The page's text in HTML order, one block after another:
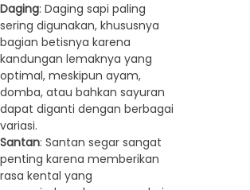
Daging: Daging sapi paling
sering digunakan, khususnya
bagian betisnya karena
kandungan lemaknya yang
optimal, meskipun ayam,
domba, atau bahkan sayuran
dapat diganti dengan berbagai
variasi.
Santan: Santan segar sangat
penting karena memberikan
rasa kental yang